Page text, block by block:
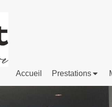
Accueil Prestations